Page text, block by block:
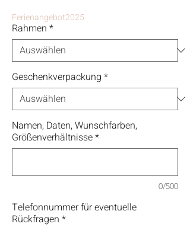
Ferienangebot2025
Rahmen *
Geschenkverpackung *
Namen, Daten, Wunschfarben,
Größenverhältnisse*
0/500
Telefonnummer für eventuelle
Rückfragen *